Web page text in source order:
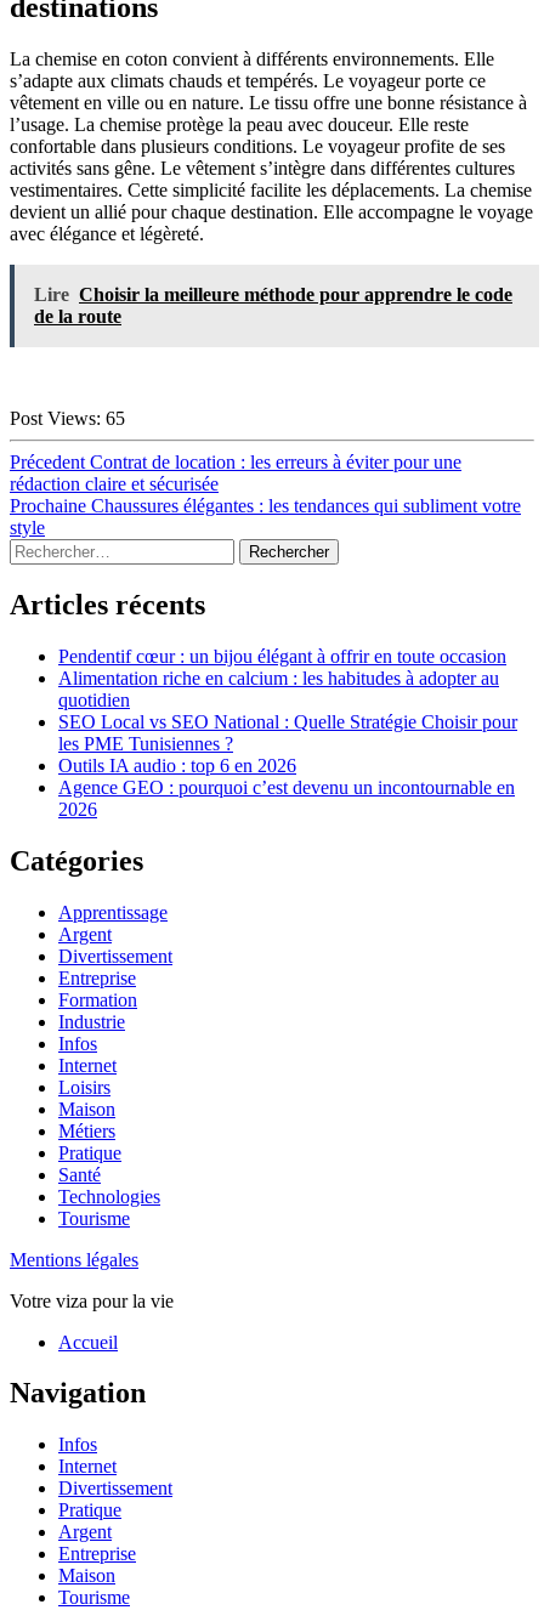
destinations
La chemise en coton convient à différents environnements. Elle
s’adapte aux climats chauds et tempérés. Le voyageur porte ce
vêtement en ville ou en nature. Le tissu offre une bonne résistance à
l’usage. La chemise protège la peau avec douceur. Elle reste
confortable dans plusieurs conditions. Le voyageur profite de ses
activités sans gêne. Le vêtement s’intègre dans différentes cultures
vestimentaires. Cette simplicité facilite les déplacements. La chemise
devient un allié pour chaque destination. Elle accompagne le voyage
avec élégance et légèreté.
Lire Choisir la meilleure méthode pour apprendre le code
de la route
Post Views: 65
Navigation
de
l’article
Précedent Article
précédent :
Contrat de location : les erreurs à éviter pour une
rédaction claire et sécurisée
Prochaine Article
Chaussures élégantes : les tendances qui subliment votre
style
Sidebar
Rechercher :
Articles récents
Pendentif cœur : un bijou élégant à offrir en toute occasion
Alimentation riche en calcium : les habitudes à adopter au
quotidien
SEO Local vs SEO National : Quelle Stratégie Choisir pour
les PME Tunisiennes ?
Outils IA audio : top 6 en 2026
Agence GEO : pourquoi c’est devenu un incontournable en
2026
Catégories
Apprentissage
Argent
Divertissement
Entreprise
Formation
Industrie
Infos
Internet
Loisirs
Maison
Métiers
Pratique
Santé
Technologies
Tourisme
Mentions légales
Votre viza pour la vie
Haut
page
Accueil
Navigation
Infos
Internet
Divertissement
Pratique
Argent
Entreprise
Maison
Tourisme